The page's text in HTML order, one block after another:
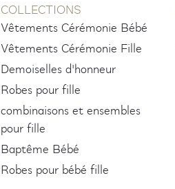
COLLECTIONS
Vêtements Cérémonie Bébé
Vêtements Cérémonie Fille
Demoiselles d'honneur
Robes pour fille
combinaisons et ensembles
pour fille
Baptême Bébé
Robes pour bébé fille